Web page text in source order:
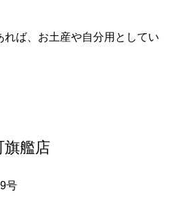
れば、お土産や自分用としてい
旗艦店
号